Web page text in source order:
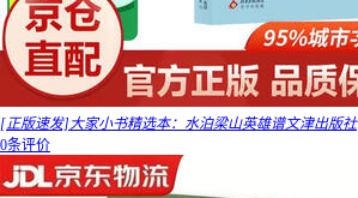
[正版速发]大家小书精选本：水泊梁山英雄谱文津出版社
0条评价